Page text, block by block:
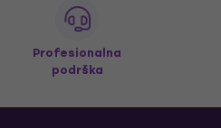
Profesionalna
podrška